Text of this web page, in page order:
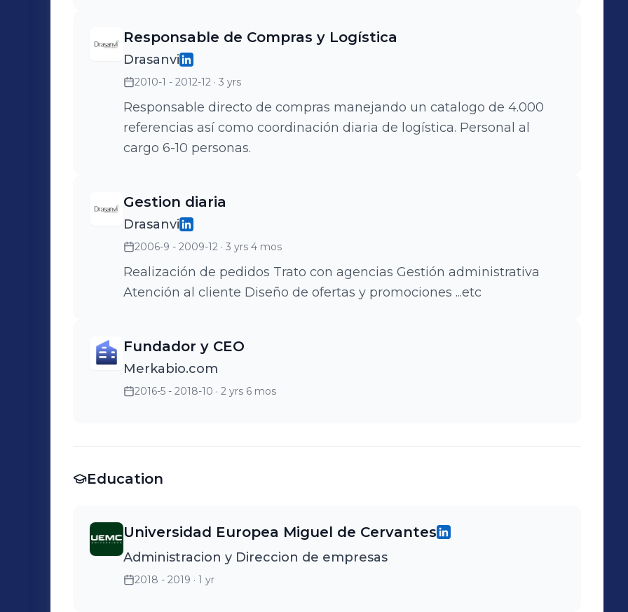
para la consecución de objetivos. Marca: "EcoSana" -- www.ecosana.es
Responsable de Compras y Logística
Drasanvi
2010-1 - 2012-12 · 3 yrs
Responsable directo de compras manejando un catalogo de 4.000
referencias así como coordinación diaria de logística. Personal al
cargo 6-10 personas.
Gestion diaria
Drasanvi
2006-9 - 2009-12 · 3 yrs 4 mos
Realización de pedidos Trato con agencias Gestión administrativa
Atención al cliente Diseño de ofertas y promociones ...etc
Fundador y CEO
Merkabio.com
2016-5 - 2018-10 · 2 yrs 6 mos
Education
Universidad Europea Miguel de Cervantes
Administracion y Direccion de empresas
2018 - 2019 · 1 yr